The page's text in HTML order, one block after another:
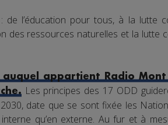
de l’éducation pour tous, à la lutte
des ressources naturelles et la lutte
auquel appartient Radio Mont
Les principes des 17 ODD
date que se sont fixée les
qu’en externe. Au fur et à